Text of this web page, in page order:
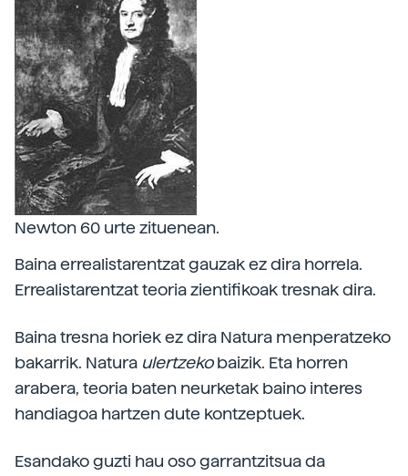
Newton 60 urte zituenean.
Baina errealistarentzat gauzak ez dira horrela.
Errealistarentzat teoria zientifikoak tresnak dira.
Baina tresna horiek ez dira Natura menperatzeko
bakarrik. Natura ulertzekobaizik. Eta horren
arabera, teoria baten neurketak baino interes
handiagoa hartzen dute kontzeptuek.
Esandako guzti hau oso garrantzitsua da